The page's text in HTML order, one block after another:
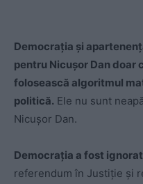
Democrația și
pentru Nicușor Dan doar
folosească algoritmul
politică. Ele nu sunt
Nicușor Dan.
Democrația a fost
referendum în Justiție și